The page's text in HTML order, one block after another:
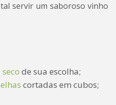
servir um saboroso vinho
de sua escolha;
cortadas em cubos;